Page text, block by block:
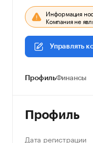
Информация
Компания не
Управлять
ПрофильФинансы
Профиль
Дата регистрации